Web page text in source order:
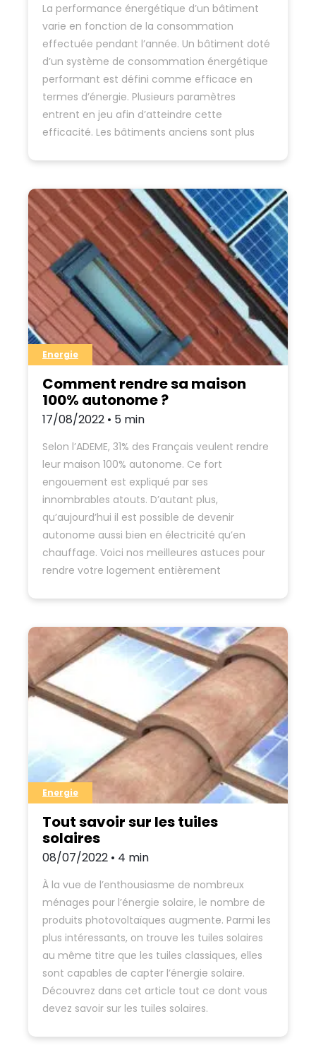
La performance énergétique d’un bâtiment
varie en fonction de la consommation
effectuée pendant l’année. Un bâtiment doté
d’un système de consommation énergétique
performant est défini comme efficace en
termes d’énergie. Plusieurs paramètres
entrent en jeu afin d’atteindre cette
efficacité. Les bâtiments anciens sont plus
Comment rendre sa maison
100% autonome ?
Energie
17/08/2022 • 5 min
Selon l’ADEME, 31% des Français veulent rendre
leur maison 100% autonome. Ce fort
engouement est expliqué par ses
innombrables atouts. D’autant plus,
qu’aujourd’hui il est possible de devenir
autonome aussi bien en électricité qu’en
chauffage. Voici nos meilleures astuces pour
rendre votre logement entièrement
Tout savoir sur les tuiles
solaires
Energie
08/07/2022 • 4 min
À la vue de l’enthousiasme de nombreux
ménages pour l’énergie solaire, le nombre de
produits photovoltaïques augmente. Parmi les
plus intéressants, on trouve les tuiles solaires
au même titre que les tuiles classiques, elles
sont capables de capter l’énergie solaire.
Découvrez dans cet article tout ce dont vous
devez savoir sur les tuiles solaires.